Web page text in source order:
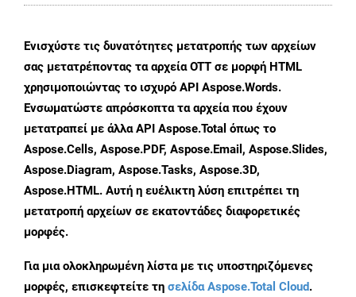
Ενισχύστε τις δυνατότητες μετατροπής των αρχείων
σας μετατρέποντας τα αρχεία OTT σε μορφή HTML
χρησιμοποιώντας το ισχυρό API Aspose.Words.
Ενσωματώστε απρόσκοπτα τα αρχεία που έχουν
μετατραπεί με άλλα API Aspose.Total όπως το
Aspose.Cells, Aspose.PDF, Aspose.Email, Aspose.Slides,
Aspose.Diagram, Aspose.Tasks, Aspose.3D,
Aspose.HTML. Αυτή η ευέλικτη λύση επιτρέπει τη
μετατροπή αρχείων σε εκατοντάδες διαφορετικές
μορφές.
Για μια ολοκληρωμένη λίστα με τις υποστηριζόμενες
μορφές, επισκεφτείτε τη σελίδα Aspose.Total Cloud.